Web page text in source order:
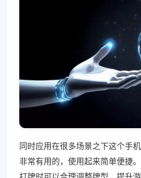
同时应用在很多场景之下这个手
非常有用的，使用起来简单便捷